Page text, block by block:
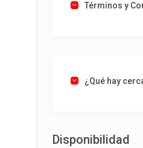
Términos y
¿Qué hay
Disponibilidad